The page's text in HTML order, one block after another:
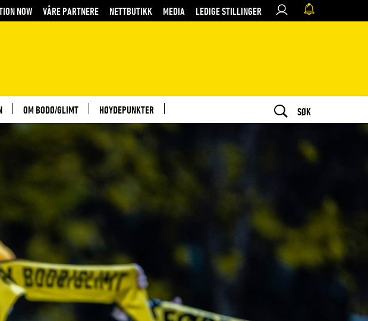
NOW VÅRE PARTNERE NETTBUTIKK MEDIA LEDIGE STILLINGER
OM BODØ/GLIMT HØYDEPUNKTER SØK